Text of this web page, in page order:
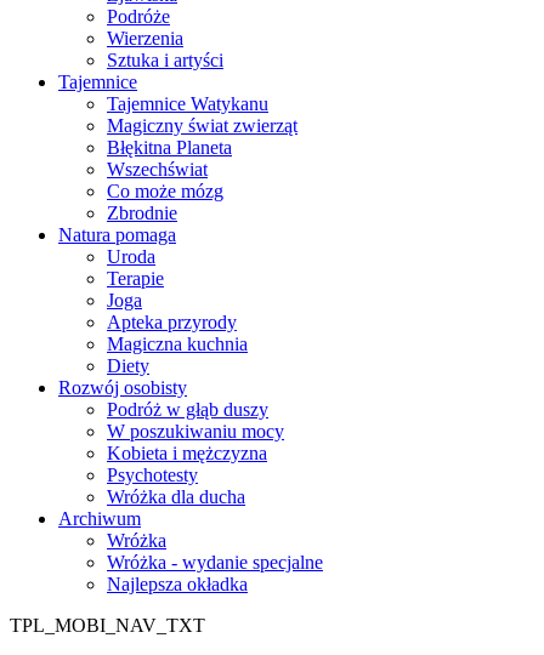
Podróże
Wierzenia
Sztuka i artyści
Tajemnice
Tajemnice Watykanu
Magiczny świat zwierząt
Błękitna Planeta
Wszechświat
Co może mózg
Zbrodnie
Natura pomaga
Uroda
Terapie
Joga
Apteka przyrody
Magiczna kuchnia
Diety
Rozwój osobisty
Podróż w głąb duszy
W poszukiwaniu mocy
Kobieta i mężczyzna
Psychotesty
Wróżka dla ducha
Archiwum
Wróżka
Wróżka - wydanie specjalne
Najlepsza okładka
TPL_MOBI_NAV_TXT